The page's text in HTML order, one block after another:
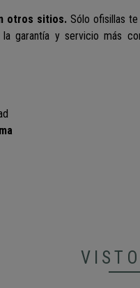
otros sitios. Sólo ofisillas
garantía y servicio más